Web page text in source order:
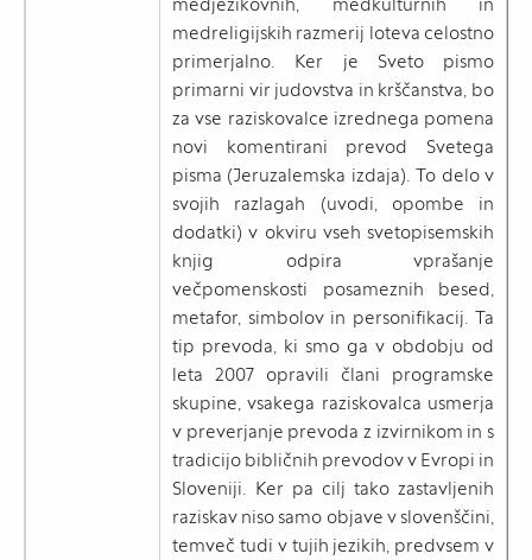
medreligijskih razmerij loteva celostno
primerjalno. Ker je Sveto pismo
primarni vir judovstva in krščanstva, bo
za vse raziskovalce izrednega pomena
novi komentirani prevod Svetega
pisma (Jeruzalemska izdaja). To delo v
svojih razlagah (uvodi, opombe in
dodatki) v okviru vseh svetopisemskih
knjig odpira vprašanje
večpomenskosti posameznih besed,
metafor, simbolov in personifikacij. Ta
tip prevoda, ki smo ga v obdobju od
leta 2007 opravili člani programske
skupine, vsakega raziskovalca usmerja
v preverjanje prevoda z izvirnikom in s
tradicijo bibličnih prevodov v Evropi in
Sloveniji. Ker pa cilj tako zastavljenih
raziskav niso samo objave v slovenščini,
temveč tudi v tujih jezikih, predvsem v